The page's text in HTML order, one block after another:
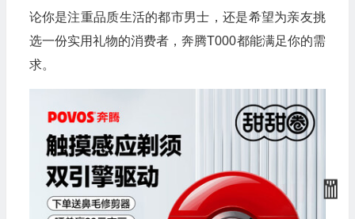
论你是注重品质生活的都市男士，还是希望为亲友挑
选一份实用礼物的消费者，奔腾T000都能满足你的需
求。